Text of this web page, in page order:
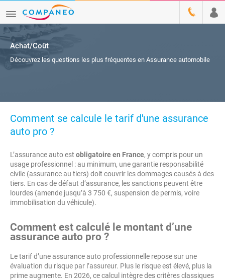
Achat/Coût
Découvrez les questions les plus fréquentes en Assurance automobile
Comment se calcule le tarif d'une assurance
auto pro ?
L’assurance auto est obligatoire en France, y compris pour un
usage professionnel : au minimum, une garantie responsabilité
civile (assurance au tiers) doit couvrir les dommages causés à des
tiers. En cas de défaut d’assurance, les sanctions peuvent être
lourdes (amende jusqu’à 3 750 €, suspension de permis, voire
immobilisation du véhicule).
Comment est calculé le montant d’une
assurance auto pro ?
Le tarif d’une assurance auto professionnelle repose sur une
évaluation du risque par l’assureur. Plus le risque est élevé, plus la
prime augmente. En 2026, ce calcul intègre des critères classiques